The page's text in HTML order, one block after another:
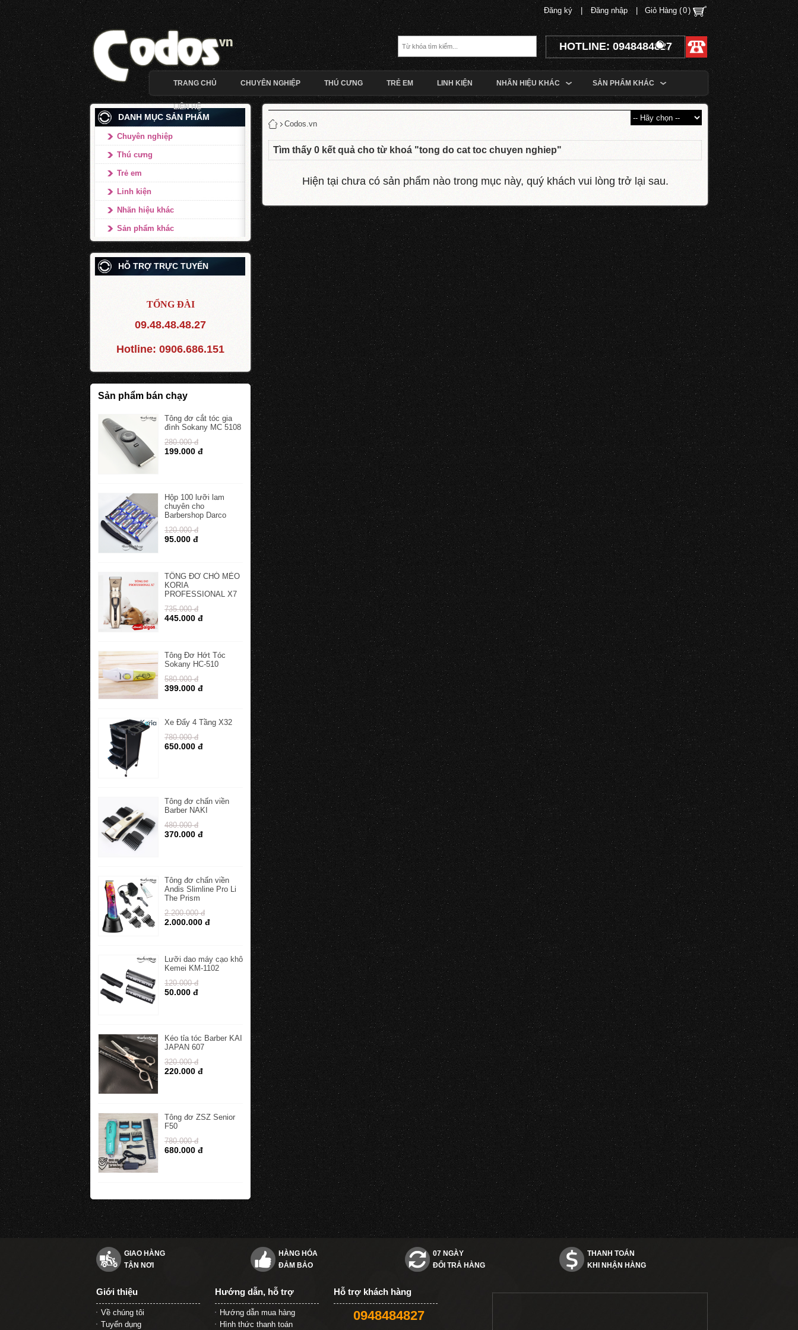
Giỏ Hàng (0)
Đăng ký Đăng nhập
HOTLINE: 0948484827
TRANG CHỦ CHUYÊN NGHIỆP THÚ CƯNG TRẺ EM LINH KIỆN NHÃN HIỆU KHÁC SẢN PHẨM KHÁC
LIÊN HỆ
DANH MỤC SẢN PHẨM
Chuyên nghiệp
Thú cưng
Trẻ em
Linh kiện
Nhãn hiệu khác
Sản phẩm khác
HỖ TRỢ TRỰC TUYẾN
TỔNG ĐÀI
09.48.48.48.27
Hotline: 0906.686.151
Sản phẩm bán chạy
Tông đơ cắt tóc gia
đình Sokany MC 5108
280.000 đ
199.000 đ
Hộp 100 lưỡi lam
chuyên cho
Barbershop Darco
120.000 đ
95.000 đ
TÔNG ĐƠ CHÓ MÈO
KORIA
PROFESSIONAL X7
735.000 đ
445.000 đ
Tông Đơ Hớt Tóc
Sokany HC-510
580.000 đ
399.000 đ
Xe Đẩy 4 Tầng X32
780.000 đ
650.000 đ
Tông đơ chấn viền
Barber NAKI
480.000 đ
370.000 đ
Tông đơ chấn viền
Andis Slimline Pro Li
The Prism
2.200.000 đ
2.000.000 đ
Lưỡi dao máy cạo khô
Kemei KM-1102
120.000 đ
50.000 đ
Kéo tỉa tóc Barber KAI
JAPAN 607
320.000 đ
220.000 đ
Tông đơ ZSZ Senior
F50
780.000 đ
680.000 đ
Codos.vn
Tìm thấy 0 kết quả cho từ khoá "tong do cat toc chuyen nghiep"
Hiện tại chưa có sản phẩm nào trong mục này, quý khách vui lòng trở lại sau.
GIAO HÀNG
TẬN NƠI
HÀNG HÓA
ĐẢM BẢO
07 NGÀY
ĐỔI TRẢ HÀNG
THANH TOÁN
KHI NHẬN HÀNG
Giới thiệu
Về chúng tôi
Tuyển dụng
Hướng dẫn, hỗ trợ
Hướng dẫn mua hàng
Hình thức thanh toán
Hỗ trợ khách hàng
0948484827